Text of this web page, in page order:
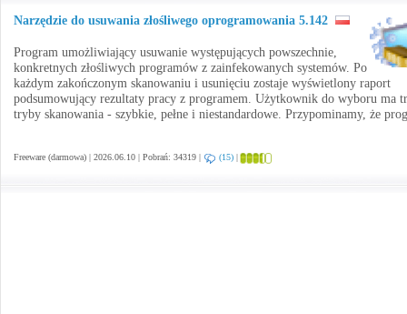
Narzędzie do usuwania złośliwego oprogramowania 5.142
Program umożliwiający usuwanie występujących powszechnie,
konkretnych złośliwych programów z zainfekowanych systemów. Po
każdym zakończonym skanowaniu i usunięciu zostaje wyświetlony raport
podsumowujący rezultaty pracy z programem. Użytkownik do wyboru ma
tryby skanowania - szybkie, pełne i niestandardowe. Przypominamy, że
Freeware (darmowa) | 2026.06.10 | Pobrań: 34319 | (15) |